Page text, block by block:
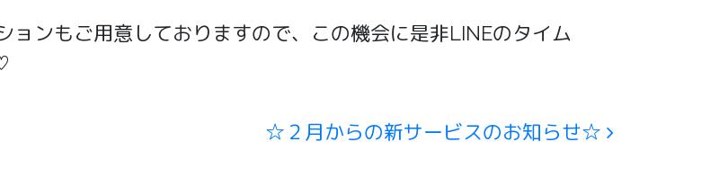
ョンもご用意しておりますので、この機会に是非LINEのタイム
☆２月からの新サービスのお知らせ☆